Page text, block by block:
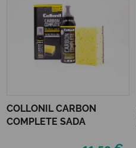
COLLONIL CARBON
COMPLETE SADA